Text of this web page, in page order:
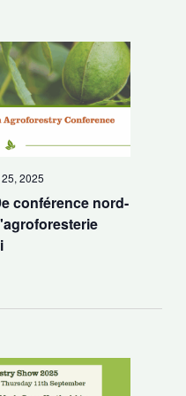
conférence nord-
2025